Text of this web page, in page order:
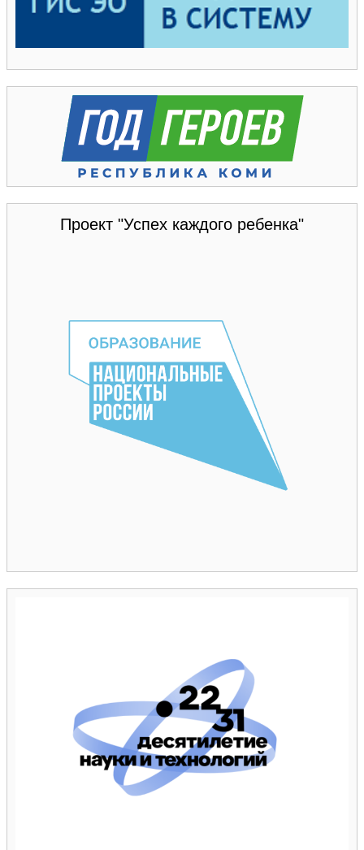
Проект "Успех каждого ребенка"